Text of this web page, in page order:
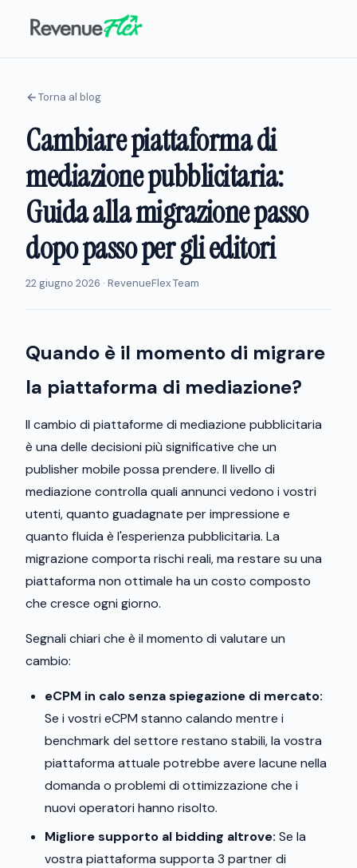
Torna al blog
Cambiare piattaforma di
mediazione pubblicitaria:
Guida alla migrazione passo
dopo passo per gli editori
22 giugno 2026 · RevenueFlex Team
Quando è il momento di migrare
la piattaforma di mediazione?
Il cambio di piattaforme di mediazione pubblicitaria
è una delle decisioni più significative che un
publisher mobile possa prendere. Il livello di
mediazione controlla quali annunci vedono i vostri
utenti, quanto guadagnate per impressione e
quanto fluida è l'esperienza pubblicitaria. La
migrazione comporta rischi reali, ma restare su una
piattaforma non ottimale ha un costo composto
che cresce ogni giorno.
Segnali chiari che è il momento di valutare un
cambio:
eCPM in calo senza spiegazione di mercato:
Se i vostri eCPM stanno calando mentre i
benchmark del settore restano stabili, la vostra
piattaforma attuale potrebbe avere lacune nella
domanda o problemi di ottimizzazione che i
nuovi operatori hanno risolto.
Migliore supporto al bidding altrove: Se la
vostra piattaforma supporta 3 partner di